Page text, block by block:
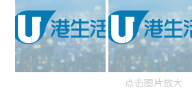
点击图片放大